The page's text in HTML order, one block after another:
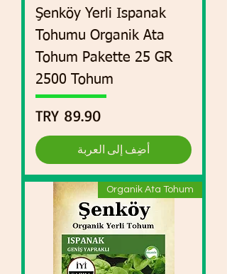
Şenköy Yerli Ispanak
Tohumu Organik Ata
Tohum Pakette 25 GR
2500 Tohum
السعر
أضِف إلى العربة
Organik Ata Tohum